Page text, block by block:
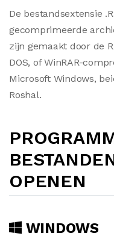
De bestandsextensie
gecomprimeerde
zijn gemaakt door de
DOS, of WinRAR-
Microsoft Windows,
Roshal.
OPENEN
WINDOWS